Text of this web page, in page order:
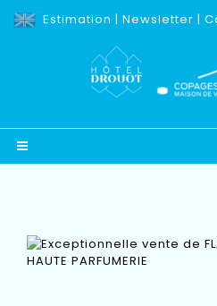
Estimation | Newsletter |